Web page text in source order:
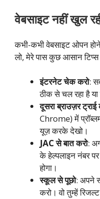
वेबसाइट नहीं खुल
कभी-कभी वेबसाइट ओपन
लो, मेरे पास कुछ आसान टिप्स
इंटरनेट चेक करो:
ठीक से चल रहा है या
दूसरा ब्राउज़र ट्राई
Chrome) में
यूज़ करके देखो।
JAC से बात करो:
के हेल्पलाइन नंबर
होगा।
स्कूल से पूछो: अपने
करो। वो तुम्हें